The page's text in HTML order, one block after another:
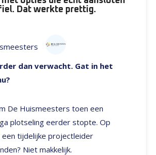
Dat werkte prettig.
dan verwacht. Gat in het
De Huismeesters toen een
plotseling eerder stopte. Op
tijdelijke projectleider
Niet makkelijk.